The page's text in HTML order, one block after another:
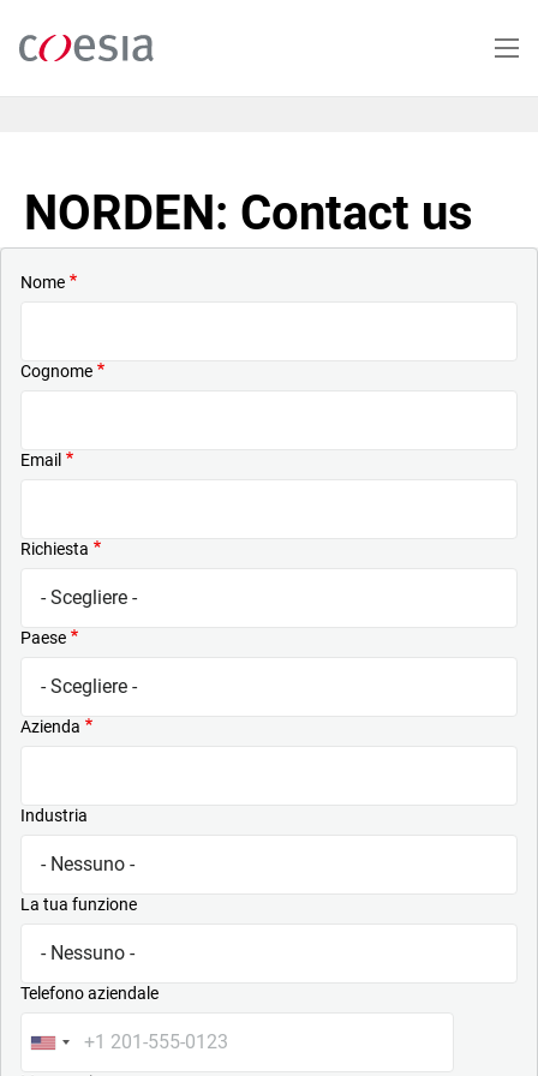
contenuto
NORDEN: Contact us
Nome
Cognome
Email
Richiesta
Paese
Azienda
Industria
La tua funzione
Telefono aziendale